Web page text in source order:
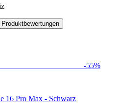
Produktbewertungen
-55%
16 Pro Max - Schwarz